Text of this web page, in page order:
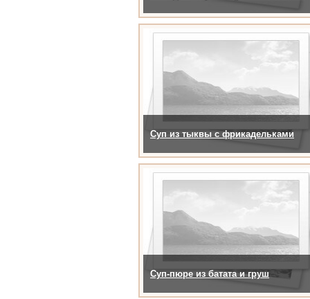
Суп из тыквы с фрикадельками
Суп-пюре из батата и груш